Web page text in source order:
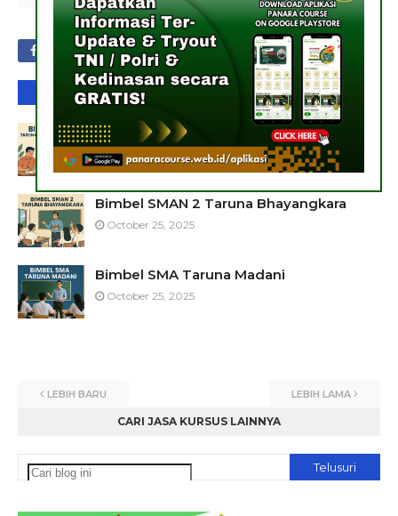
ANDA MUNGKIN MENYUKAI POSTINGAN INI
Bimbel SMA Taruna Bumi Khatulistiwa
October 25, 2025
Bimbel SMAN 2 Taruna Bhayangkara
October 25, 2025
Bimbel SMA Taruna Madani
October 25, 2025
LEBIH BARU LEBIH LAMA
CARI JASA KURSUS LAINNYA